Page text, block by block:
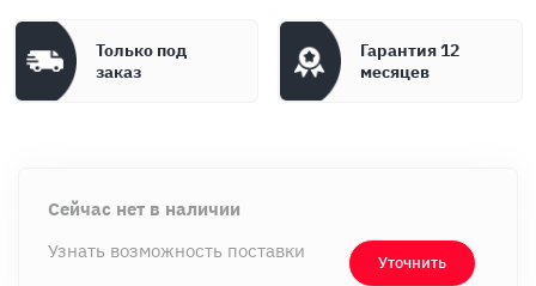
Только под
заказ
Гарантия 12
месяцев
Сейчас нет в наличии
Узнать возможность поставки
Уточнить